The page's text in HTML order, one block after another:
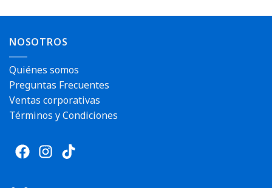
NOSOTROS
Quiénes somos
Preguntas Frecuentes
Ventas corporativas
Términos y Condiciones